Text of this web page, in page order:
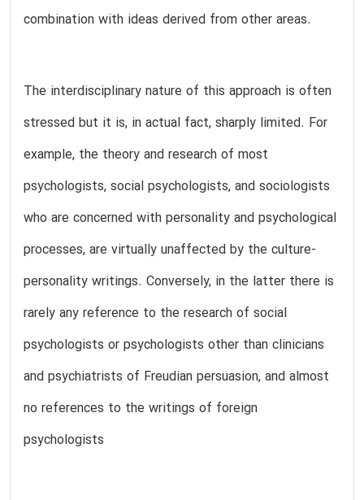
combination with ideas derived from other areas.
The interdisciplinary nature of this approach is often
stressed but it is, in actual fact, sharply limited. For
example, the theory and research of most
psychologists, social psychologists, and sociologists
who are concerned with personality and psychological
processes, are virtually unaffected by the culture-
personality writings. Conversely, in the latter there is
rarely any reference to the research of social
psychologists or psychologists other than clinicians
and psychiatrists of Freudian persuasion, and almost
no references to the writings of foreign
psychologists